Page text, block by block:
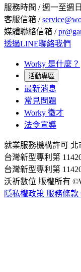
服務時間 / 週一至週
客服信箱 /
媒體聯絡信箱 /
透過LINE聯絡我們
Worky 是什麼？
活動專區
最新消息
常見問題
Worky 徵才
法令宣導
就業服務機構許可 北
台灣新型專利第
台灣新型專利第
沃祈數位 版權所有
隱私權政策 服務條款